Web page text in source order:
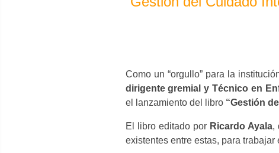
Como un “orgullo” para la
dirigente gremial y Técnico en
el lanzamiento del libro “Gestión
El libro editado por Ricardo Ayala,
existentes entre estas, para